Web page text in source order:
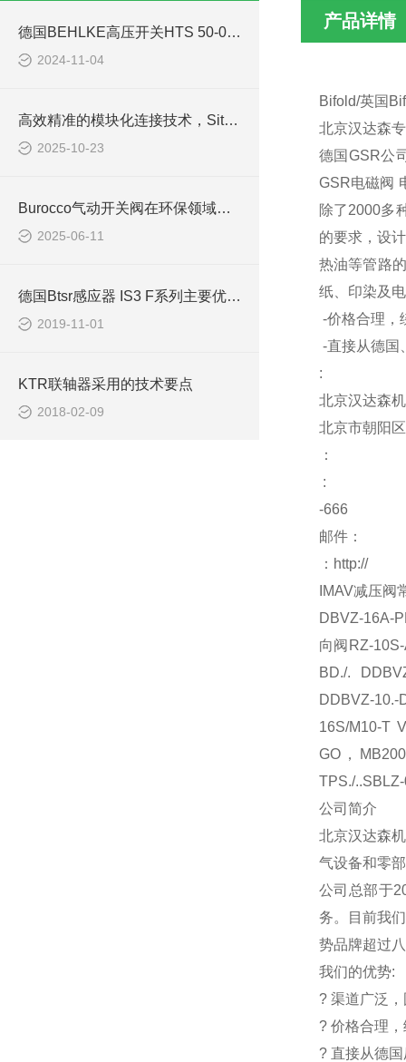
德国BEHLKE高压开关HTS 50-05简化了安装过程
2024-11-04
高效精准的模块化连接技术，Sitema锁紧装置解析
2025-10-23
Burocco气动开关阀在环保领域的具体应用
2025-06-11
德国Btsr感应器 IS3 F系列主要优势是什么
2019-11-01
KTR联轴器采用的技术要点
2018-02-09
产品详情
Bifold/英国
北京汉达森
德国GSR公
GSR电磁阀
除了2000多
的要求，设
热油等管路
纸、印染及
-价格合理，
-直接从德国
:
北京汉达森
北京市朝阳
：
:
-666
邮件：
： http://
IMAV减压阀
DBVZ-16A-
向阀 RZ-
BD./.
DDBVZ-
16S/M10-T
GO，
TPS./
公司简介
北京汉达森
气设备和零
公司总部于
务。目前我
势品牌超过
我们的优势:
? 渠道广泛
? 价格合理
? 直接从德